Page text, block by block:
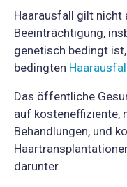
Haarausfall gilt nicht
Beeinträchtigung,
genetisch bedingt
bedingten
Das öffentliche
auf kosteneffiziente,
Behandlungen, und
darunter.